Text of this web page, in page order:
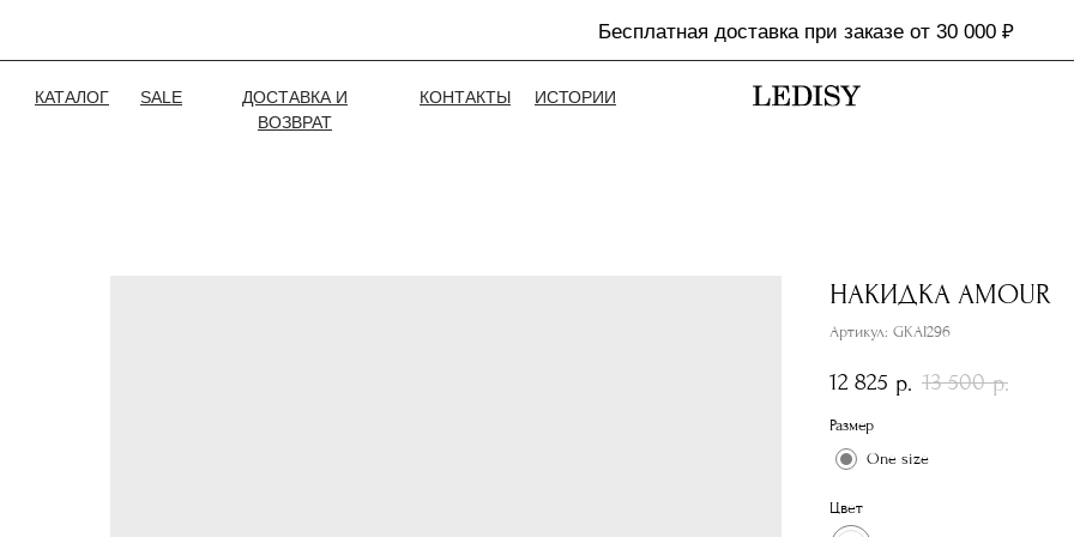
КАТАЛОГ
ДОСТАВКА И
ВОЗВРАТ
SALE КОНТАКТЫ
Бесплатная доставка при заказе от 30 000 ₽
ИСТОРИИ
НАКИДКА AMOUR
Артикул: GKAI296
12 825 р. 13 500 р.
Размер
One size
Цвет